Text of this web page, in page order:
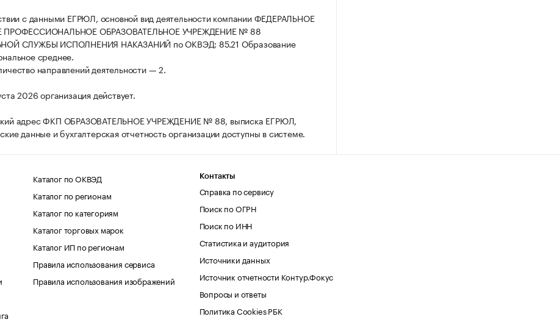
с данными ЕГРЮЛ, основной вид деятельности компании ФЕДЕРАЛЬНОЕ
ПРОФЕССИОНАЛЬНОЕ ОБРАЗОВАТЕЛЬНОЕ УЧРЕЖДЕНИЕ № 88
СЛУЖБЫ ИСПОЛНЕНИЯ НАКАЗАНИЙ по ОКВЭД: 85.21 Образование
среднее.
направлений деятельности — 2.
2026 организация действует.
адрес ФКП ОБРАЗОВАТЕЛЬНОЕ УЧРЕЖДЕНИЕ № 88, выписка ЕГРЮЛ,
данные и бухгалтерская отчетность организации доступны в системе.
Каталог по ОКВЭД
Каталог по регионам
Каталог по категориям
Каталог торговых марок
Каталог ИП по регионам
Правила использования сервиса
Правила использования изображений
Контакты
Справка по сервису
Поиск по ОГРН
Поиск по ИНН
Статистика и аудитория
Источники данных
Источник отчетности Контур.Фокус
Вопросы и ответы
Политика Cookies РБК